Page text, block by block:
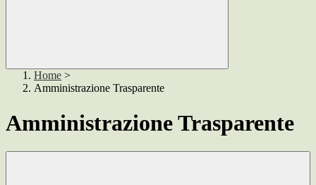
Home >
Amministrazione Trasparente
Amministrazione Trasparente